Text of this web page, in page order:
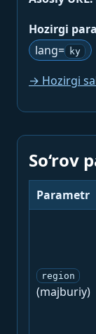
Hozirgi
lang= ky
→ Hozirgi
So‘rov
Parametr
region
(majburiy)